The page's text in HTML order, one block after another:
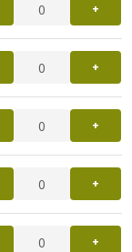
+
+
+
+
+